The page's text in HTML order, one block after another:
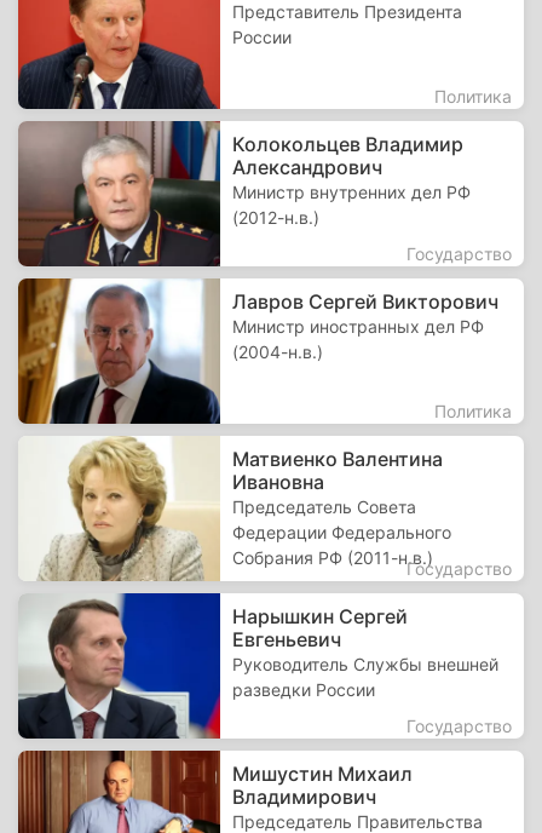
Представитель Президента
России
Политика
Колокольцев Владимир
Александрович
Министр внутренних дел РФ
(2012-н.в.)
Государство
Лавров Сергей Викторович
Министр иностранных дел РФ
(2004-н.в.)
Политика
Матвиенко Валентина
Ивановна
Председатель Совета
Федерации Федерального
Собрания РФ (2011-н.в.)
Государство
Нарышкин Сергей
Евгеньевич
Руководитель Службы внешней
разведки России
Государство
Мишустин Михаил
Владимирович
Председатель Правительства